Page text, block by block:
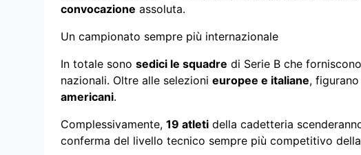
convocazione assoluta.
Un campionato sempre più internazionale
In totale sono sedici le squadre di Serie B che
nazionali. Oltre alle selezioni europee e italiane,
americani.
Complessivamente, 19 atleti della cadetteria
conferma del livello tecnico sempre più competitivo